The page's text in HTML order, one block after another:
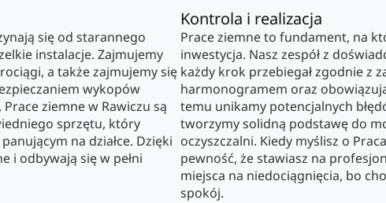
się od starannego
instalacje. Zajmujemy
a także zajmujemy się
wykopów
ziemne w Rawiczu są
sprzętu, który
na działce. Dzięki
i odbywają się w pełni
Kontrola i realizacja
Prace ziemne to fundament, na
inwestycja. Nasz zespół z
każdy krok przebiegał zgodnie z
harmonogramem oraz
temu unikamy potencjalnych
tworzymy solidną podstawę do
oczyszczalni. Kiedy myślisz o
pewność, że stawiasz na
miejsca na niedociągnięcia, bo
spokój.